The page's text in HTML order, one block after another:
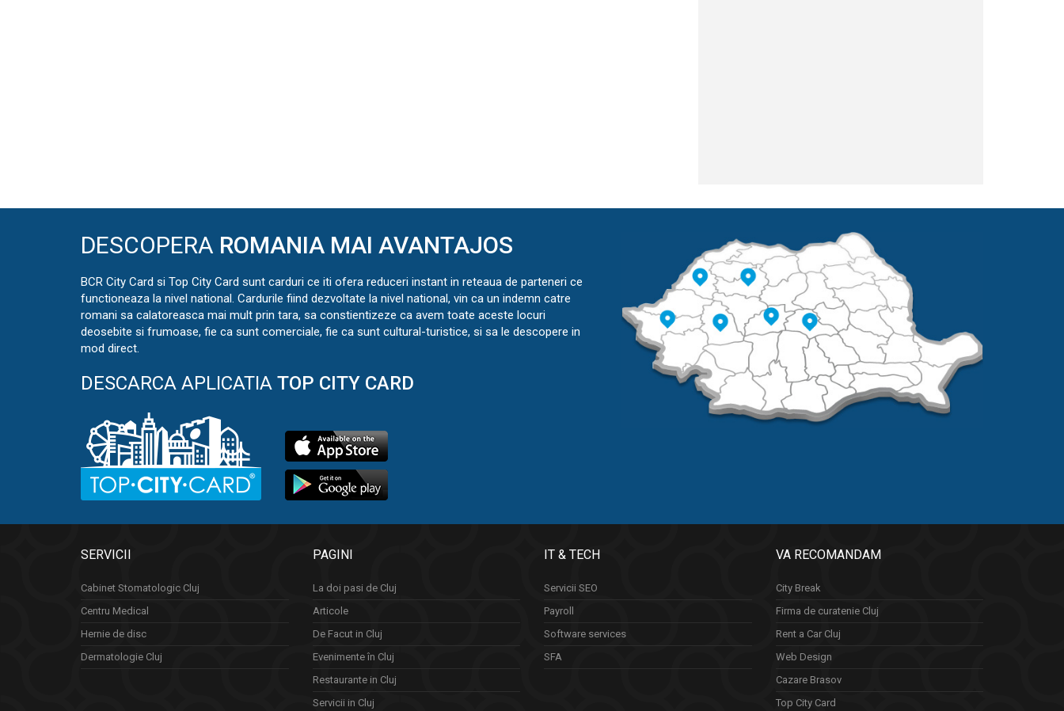
DESCOPERA ROMANIA MAI AVANTAJOS
BCR City Card si Top City Card sunt carduri ce iti ofera reduceri instant in reteaua de parteneri ce
functioneaza la nivel national. Cardurile fiind dezvoltate la nivel national, vin ca un indemn catre
romani sa calatoreasca mai mult prin tara, sa constientizeze ca avem toate aceste locuri
deosebite si frumoase, fie ca sunt comerciale, fie ca sunt cultural-turistice, si sa le descopere in
mod direct.
DESCARCA APLICATIA TOP CITY CARD
SERVICII
Cabinet Stomatologic Cluj
Centru Medical
Hernie de disc
Dermatologie Cluj
PAGINI
La doi pasi de Cluj
Articole
De Facut in Cluj
Evenimente în Cluj
Restaurante in Cluj
Servicii in Cluj
IT & TECH
Servicii SEO
Payroll
Software services
SFA
VA RECOMANDAM
City Break
Firma de curatenie Cluj
Rent a Car Cluj
Web Design
Cazare Brasov
Top City Card